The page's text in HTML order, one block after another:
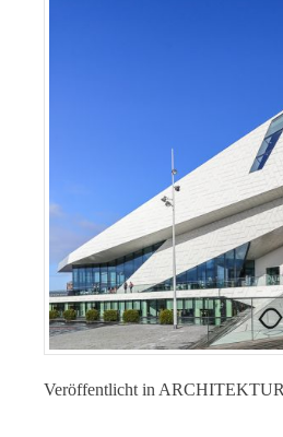
Veröffentlicht in ARCHITEKTUR